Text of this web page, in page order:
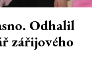
Odhalil
zářijového